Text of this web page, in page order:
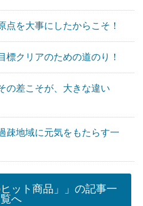
を大事にしたからこそ！
クリアのための道のり！
差こそが、大きな違い
地域に元気をもたらす一
ット商品」」の記事一
覧へ